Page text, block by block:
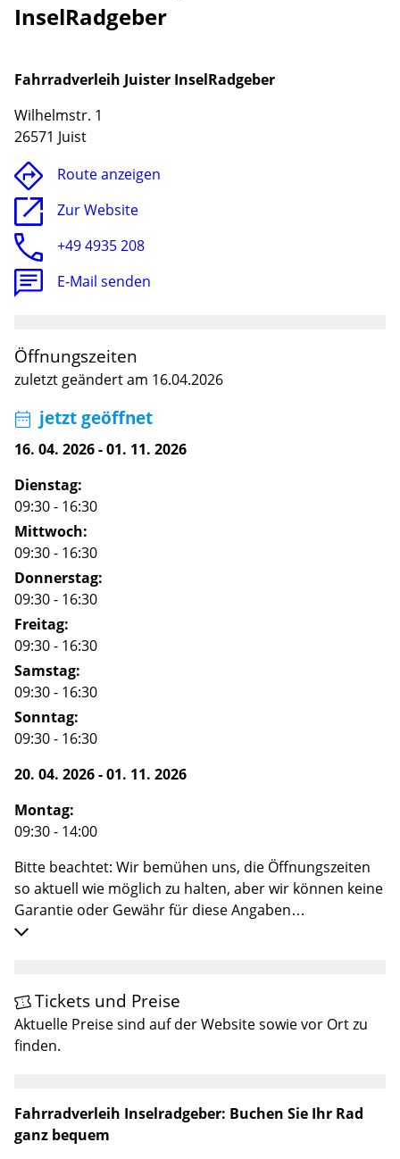
InselRadgeber
Fahrradverleih Inselradgeber: Buchen Sie Ihr Rad
ganz bequem
Fahrradverleih Juister InselRadgeber
Wilhelmstr. 1
26571 Juist
Route anzeigen
Zur Website
+49 4935 208
E-Mail senden
Öffnungszeiten
zuletzt geändert am 16.04.2026
jetzt geöffnet
16. 04. 2026-01. 11. 2026
Dienstag:
09:30 - 16:30
Mittwoch:
09:30 - 16:30
Donnerstag:
09:30 - 16:30
Freitag:
09:30 - 16:30
Samstag:
09:30 - 16:30
Sonntag:
09:30 - 16:30
20. 04. 2026-01. 11. 2026
Montag:
09:30 - 14:00
Bitte beachtet: Wir bemühen uns, die Öffnungszeiten
so aktuell wie möglich zu halten, aber wir können keine
Garantie oder Gewähr für diese Angaben
übernehmen.
Tickets und Preise
Aktuelle Preise sind auf der Website sowie vor Ort zu
finden.